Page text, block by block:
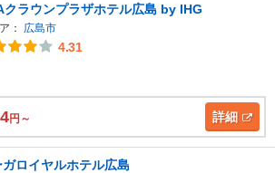
クラウンプラザホテル広島 by IHG
： 広島市
4.31
円～ 詳細
ガロイヤルホテル広島